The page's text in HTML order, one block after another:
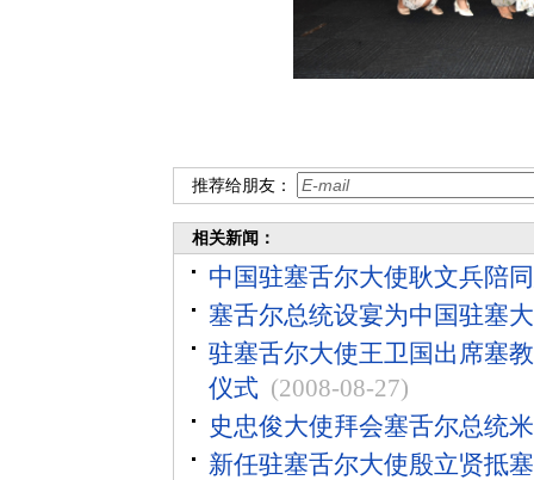
推荐给朋友：
相关新闻：
中国驻塞舌尔大使耿文兵陪
塞舌尔总统设宴为中国驻塞
驻塞舌尔大使王卫国出席塞
仪式 (2008-08-27)
史忠俊大使拜会塞舌尔总统
新任驻塞舌尔大使殷立贤抵